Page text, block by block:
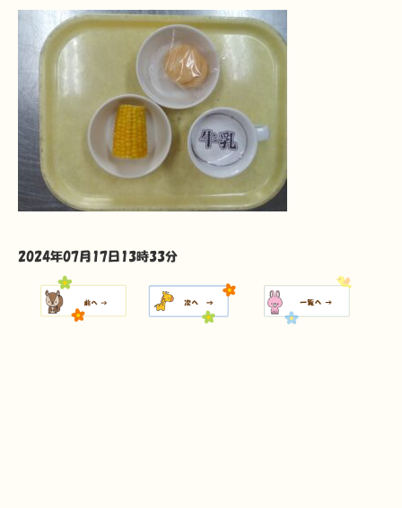
2024年07月17日13時33分